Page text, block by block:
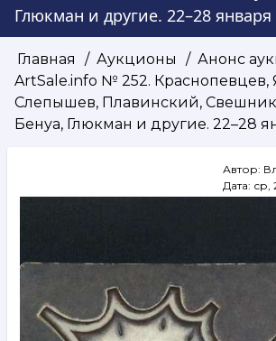
Глюкман и другие. 22–28 января
Строка
навигации
Главная Аукционы
Анонс
ArtSale.info № 252. Краснопевцев,
Слепышев, Плавинский,
Бенуа, Глюкман и другие. 22–28
Автор:
Дата: ср,